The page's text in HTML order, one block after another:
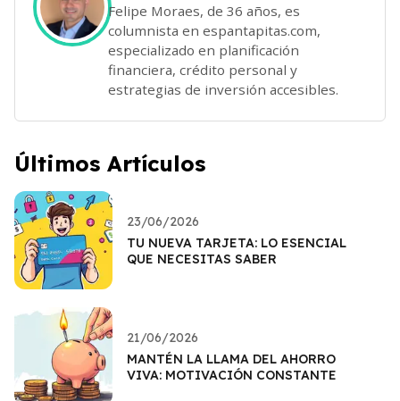
Felipe Moraes, de 36 años, es
columnista en espantapitas.com,
especializado en planificación
financiera, crédito personal y
estrategias de inversión accesibles.
Últimos Artículos
23/06/2026
TU NUEVA TARJETA: LO ESENCIAL
QUE NECESITAS SABER
21/06/2026
MANTÉN LA LLAMA DEL AHORRO
VIVA: MOTIVACIÓN CONSTANTE